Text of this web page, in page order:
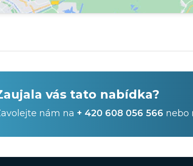
vás tato nabídka?
nám na + 420 608 056 566 nebo